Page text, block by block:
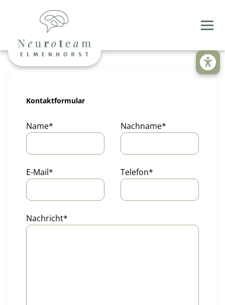
Kontaktformular
Pflichtfeld
Name* Pflichtfeld
Nachname*
Pflichtfeld
E-Mail* Pflichtfeld
Telefon*
Pflichtfeld
Nachricht*